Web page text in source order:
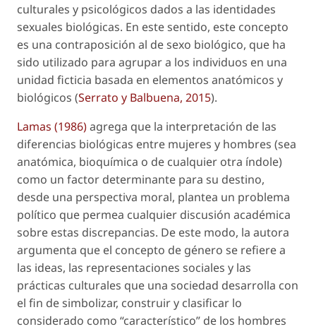
culturales y psicológicos dados a las identidades
sexuales biológicas. En este sentido, este concepto
es una contraposición al desexo biológico, que ha
sido utilizado para agrupar a los individuos en una
unidad ficticia basada en elementos anatómicos y
biológicos (Serrato y Balbuena, 2015).
Lamas (1986)agrega que la interpretación de las
diferencias biológicas entre mujeres y hombres (sea
anatómica, bioquímica o de cualquier otra índole)
como un factor determinante para su destino,
desde una perspectiva moral, plantea un problema
político que permea cualquier discusión académica
sobre estas discrepancias. De este modo, la autora
argumenta que el concepto de género se refiere a
las ideas, las representaciones sociales y las
prácticas culturales que una sociedad desarrolla con
el fin de simbolizar, construir y clasificar lo
considerado como “característico” de los hombres